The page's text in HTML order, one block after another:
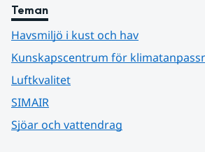
Teman
Havsmiljö i kust och hav
Kunskapscentrum för
Luftkvalitet
SIMAIR
Sjöar och vattendrag